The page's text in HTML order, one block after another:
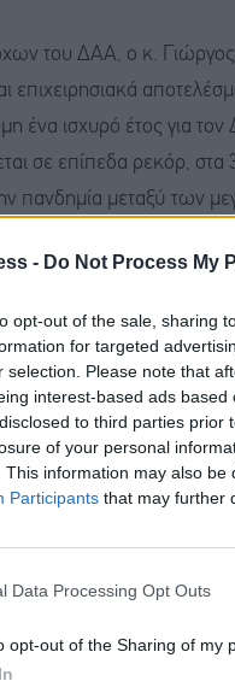
- Do Not Process My
opt-out of the sale, sharing
for targeted
selection. Please note that
interest-based ads
to third parties
of your personal
This information may also
Participants that may further
Data Processing Opt Outs
opt-out of the Sharing of my
του ΔΑΑ, ο κ.
επιχειρησιακά
ένα ισχυρό έτος για τον
σε επίπεδα ρεκόρ, στα
πανδημία μεταξύ των
της διεθνούς
ρεύματος προς
σε χαμηλό
διασυνδεδεμένο
τα συνολικά
1,5% σε ετήσια βάση.
αναπροσαρμογή των
δραστηριοτήτων.
ευρώ, μειωμένα κατά
καθαρά κέρδη μετά
πτώση 12,1% σε σχέση
τη λειτουργία του
μεταφερόμενου ποσού